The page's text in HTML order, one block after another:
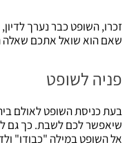
זכרו, השופט כבר נערך
שאם הוא שואל אתכם שאלה
פניה לשופט
בעת כניסת השופט לאולם
שיאפשר לכם לשבת. כך גם
אל השופט במילה "כבודו"